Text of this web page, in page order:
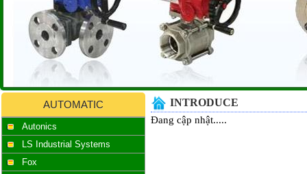
AUTOMATIC
Autonics
LS Industrial Systems
Fox
INTRODUCE
Đang cập nhật.....